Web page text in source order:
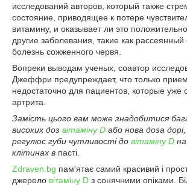
исследований авторов, который также
состояние, приводящее к потере
витамину, и оказывает ли это
другие заболевания, такие как рассеянный
болезнь сожженного червя.
Вопреки выводам ученых, соавтор
Джеффри предупреждает, что только
недостаточно для пациентов, которые уже
артрита.
Замість цього вам може знадобитися
високих доз вітаміну D або нова доза
регулює губи чутливості до вітаміну D
клітинах в пасті.
Zdraven.bg пам'ятає самий красивий і
джерело вітаміну D з сонячними опіками.